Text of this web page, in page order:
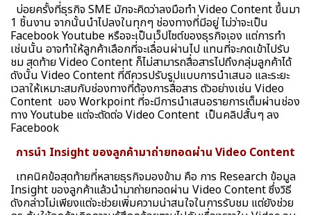
บ่อยครั้งที่ธุรกิจ SME มักจะคิดว่าลงมือทำ Video Content ขึ้นมา
1 ชิ้นงาน จากนั้นนำไปลงในทุกๆ ช่องทางที่มีอยู่ ไม่ว่าจะเป็น
Facebook Youtube หรือจะเป็นเว็ปไซต์ของธุรกิจเอง แต่การทำ
เช่นนั้น อาจทำให้ลูกค้าเลือกที่จะเลื่อนผ่านไป แทนที่จะกดเข้าไปรับ
ชม สุดท้าย Video Content ก็ไม่สามารถสื่อสารไปถึงกลุ่มลูกค้าได้
ดังนั้น Video Content ที่ดีควรปรับรูปแบบการนำเสนอ และระยะ
เวลาให้เหมาะสมกับช่องทางที่ต้องการสื่อสาร ตัวอย่างเช่น Video
Content ของ Workpoint ที่จะมีการนำเสนอรายการเต็มผ่านช่อง
ทาง Youtube แต่จะตัดต่อ Video Content เป็นคลิปสั้นๆ ลง
Facebook
การนำ Insight ของลูกค้ามาถ่ายทอดผ่าน Video Content
เทคนิคข้อสุดท้ายที่หลายธุรกิจมองข้าม คือ การ Research ข้อมูล
Insight ของลูกค้าแล้วนำมาถ่ายทอดผ่าน Video Content ซึ่งวิธี
ดังกล่าวไม่เพียงแต่จะช่วยเพิ่มความน่าสนใจในการรับชม แต่ยังช่วย